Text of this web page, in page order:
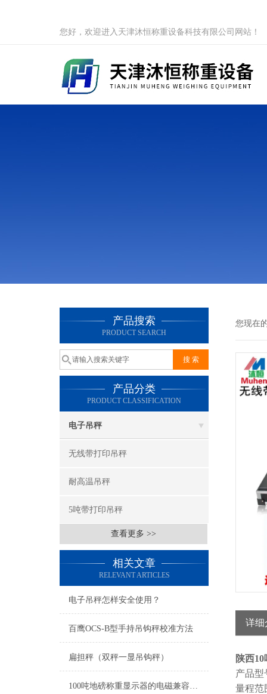
您好，欢迎进入天津沐恒称重设备科技有限公司网站！
产品搜索
PRODUCT SEARCH
产品分类
PRODUCT CLASSIFICATION
电子吊秤
无线带打印吊秤
耐高温吊秤
5吨带打印吊秤
查看更多 >>
相关文章
RELEVANT ARTICLES
电子吊秤怎样安全使用？
百鹰OCS-B型手持吊钩秤校准方法
扁担秤（双秤一显吊钩秤）
100吨地磅称重显示器的电磁兼容试验
您现在
详细
陕西
产品型
量程范